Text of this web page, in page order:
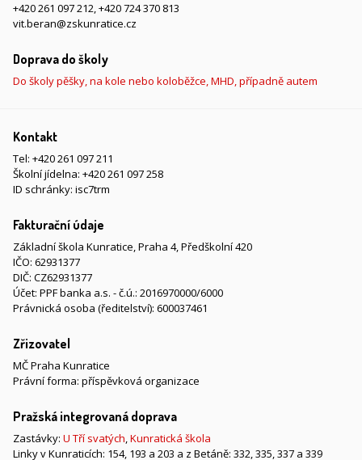
+420 261 097 212,+420 724 370 813
vit.beran@zskunratice.cz
Doprava do školy
Do školy pěšky, na kole nebo koloběžce, MHD, případně autem
Kontakt
Tel: +420 261 097 211
Školní jídelna: +420 261 097 258
ID schránky: isc7trm
Fakturační údaje
Základní škola Kunratice, Praha 4, Předškolní 420
IČO: 62931377
DIČ: CZ62931377
Účet: PPF banka a.s. - č.ú.: 2016970000/6000
Právnická osoba (ředitelství): 600037461
Zřizovatel
MČ Praha Kunratice
Právní forma: příspěvková organizace
Pražská integrovaná doprava
Zastávky: U Tří svatých,Kunratická škola
Linky v Kunraticích: 154, 193 a 203 a z Betáně: 332, 335, 337 a 339